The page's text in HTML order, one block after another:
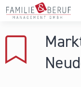
Direkt zum Inhalt
Gemeinden